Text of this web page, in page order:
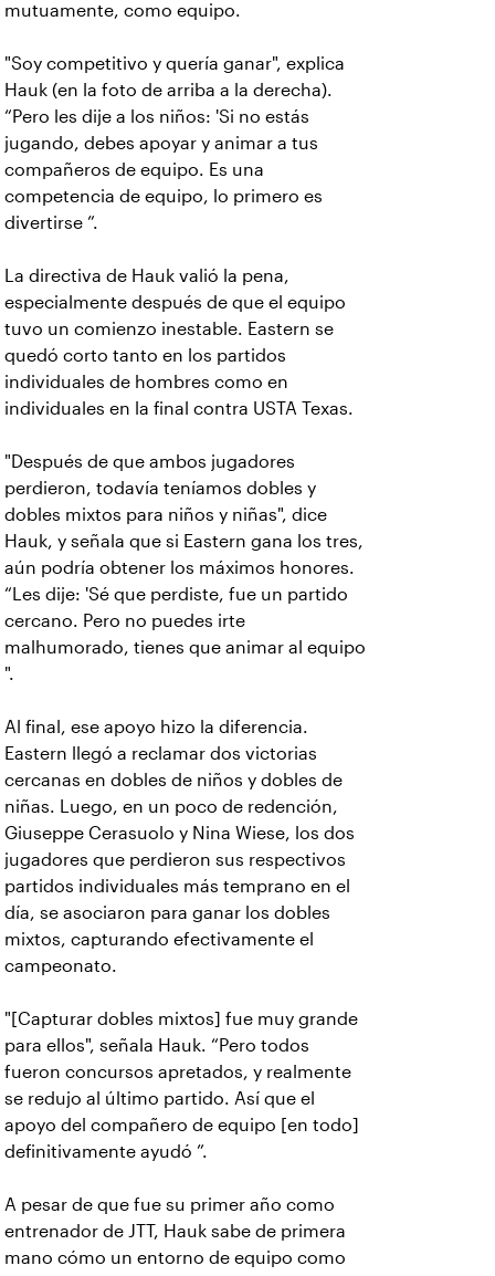
mutuamente, como equipo.
"Soy competitivo y quería ganar", explica
Hauk (en la foto de arriba a la derecha).
“Pero les dije a los niños: 'Si no estás
jugando, debes apoyar y animar a tus
compañeros de equipo. Es una
competencia de equipo, lo primero es
divertirse ”.
La directiva de Hauk valió la pena,
especialmente después de que el equipo
tuvo un comienzo inestable. Eastern se
quedó corto tanto en los partidos
individuales de hombres como en
individuales en la final contra USTA Texas.
"Después de que ambos jugadores
perdieron, todavía teníamos dobles y
dobles mixtos para niños y niñas", dice
Hauk, y señala que si Eastern gana los tres,
aún podría obtener los máximos honores.
“Les dije: 'Sé que perdiste, fue un partido
cercano. Pero no puedes irte
malhumorado, tienes que animar al equipo
".
Al final, ese apoyo hizo la diferencia.
Eastern llegó a reclamar dos victorias
cercanas en dobles de niños y dobles de
niñas. Luego, en un poco de redención,
Giuseppe Cerasuolo y Nina Wiese, los dos
jugadores que perdieron sus respectivos
partidos individuales más temprano en el
día, se asociaron para ganar los dobles
mixtos, capturando efectivamente el
campeonato.
"[Capturar dobles mixtos] fue muy grande
para ellos", señala Hauk. “Pero todos
fueron concursos apretados, y realmente
se redujo al último partido. Así que el
apoyo del compañero de equipo [en todo]
definitivamente ayudó ”.
A pesar de que fue su primer año como
entrenador de JTT, Hauk sabe de primera
mano cómo un entorno de equipo como